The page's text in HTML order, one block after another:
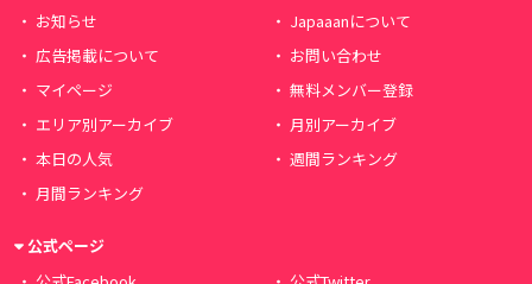
お知らせ
Japaaanについて
広告掲載について
お問い合わせ
マイページ
無料メンバー登録
エリア別アーカイブ
月別アーカイブ
本日の人気
週間ランキング
月間ランキング
公式ページ